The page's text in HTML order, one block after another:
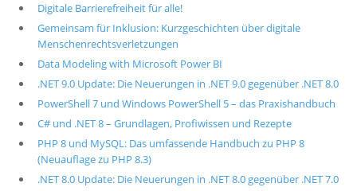
Digitale Barrierefreiheit für alle!
Gemeinsam für Inklusion: Kurzgeschichten über digitale
Menschenrechtsverletzungen
Data Modeling with Microsoft Power BI
.NET 9.0 Update: Die Neuerungen in .NET 9.0 gegenüber .NET 8.0
PowerShell 7 und Windows PowerShell 5 – das Praxishandbuch
C# und .NET 8 – Grundlagen, Profiwissen und Rezepte
PHP 8 und MySQL: Das umfassende Handbuch zu PHP 8
(Neuauflage zu PHP 8.3)
.NET 8.0 Update: Die Neuerungen in .NET 8.0 gegenüber .NET 7.0